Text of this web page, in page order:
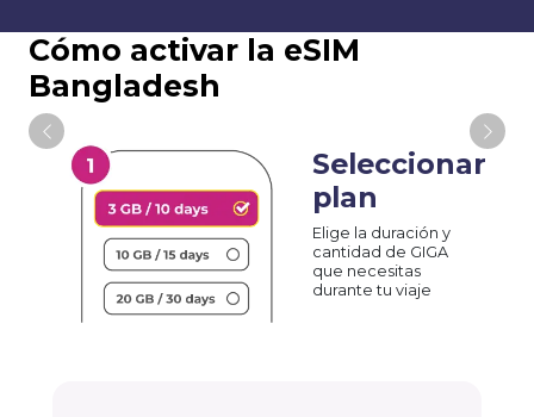
Cómo activar la eSIM
Bangladesh
Seleccionar
plan
Elige la duración y
cantidad de GIGA
que necesitas
durante tu viaje